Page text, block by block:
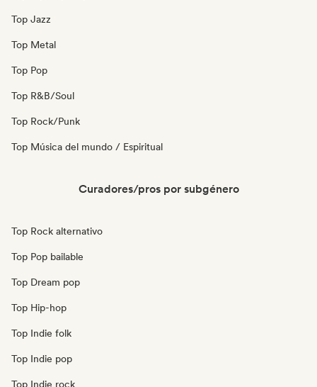
Top Jazz
Top Metal
Top Pop
Top R&B/Soul
Top Rock/Punk
Top Música del mundo / Espiritual
Curadores/pros por subgénero
Top Rock alternativo
Top Pop bailable
Top Dream pop
Top Hip-hop
Top Indie folk
Top Indie pop
Top Indie rock